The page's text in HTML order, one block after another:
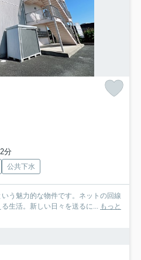
分
公共下水
う魅力的な物件です。ネットの回線
生活。新しい日々を送るに... もっと